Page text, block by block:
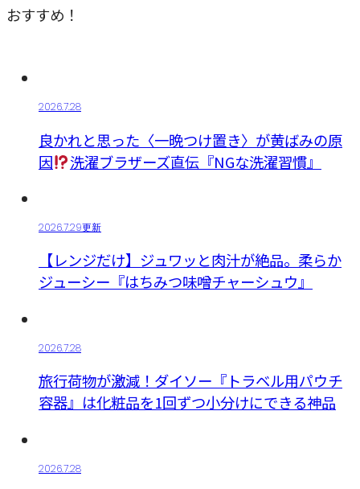
おすすめ！
2026.7.28
良かれと思った〈一晩つけ置き〉が黄ばみの原
因
洗濯ブラザーズ直伝『NGな洗濯習慣』
2026.7.29更新
【レンジだけ】ジュワッと肉汁が絶品。柔らか
ジューシー『はちみつ味噌チャーシュウ』
2026.7.28
旅行荷物が激減！ダイソー『トラベル用パウチ
容器』は化粧品を1回ずつ小分けにできる神品
2026.7.28